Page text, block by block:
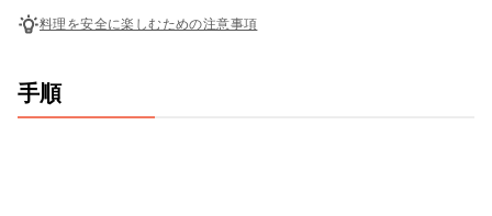
料理を安全に楽しむための注意事項
手順